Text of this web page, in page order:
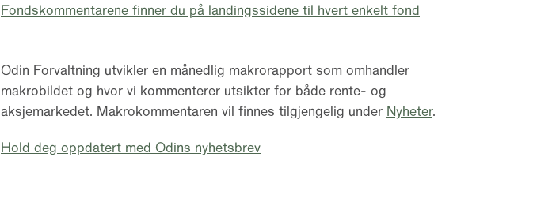
Fondskommentarene finner du på landingssidene til hvert enkelt fond
Odin Forvaltning utvikler en månedlig makrorapport som omhandler
makrobildet og hvor vi kommenterer utsikter for både rente- og
aksjemarkedet. Makrokommentaren vil finnes tilgjengelig under Nyheter.
Hold deg oppdatert med Odins nyhetsbrev